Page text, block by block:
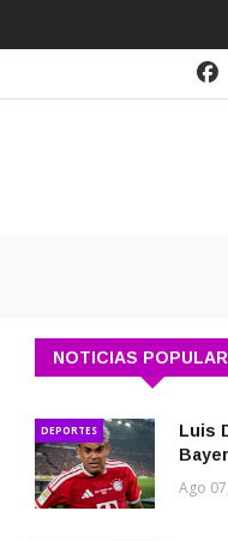
NOTICIAS
DEPORTES
Luis
Ago